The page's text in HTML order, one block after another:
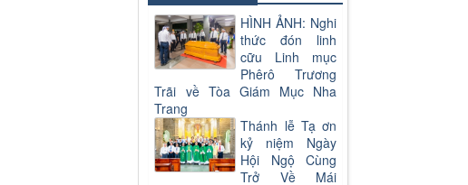
HÌNH ẢNH: Nghi
thức đón linh
cữu Linh mục
Phêrô Trương
Trãi về Tòa Giám Mục Nha
Trang
Thánh lễ Tạ ơn
kỷ niệm Ngày
Hội Ngộ Cùng
Trở Về Mái